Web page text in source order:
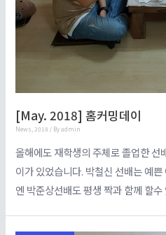
[May. 2018] 홈커밍데이
News 2018 / Byadmin
올해에도 재학생의 주체로 졸업한 선
이가 있었습니다. 박철신 선배는 예
엔 박준상선배도 평생 짝과 함께 할